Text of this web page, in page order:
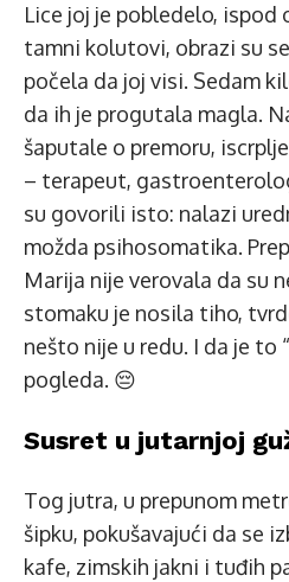
Lice joj je pobledelo, ispod
tamni kolutovi, obrazi su
počela da joj visi. Sedam
da ih je progutala magla.
šaputale o premoru,
– terapeut,
su govorili isto: nalazi
možda psihosomatika.
Marija nije verovala da su
stomaku je nosila tiho,
nešto nije u redu. I da je to
pogleda. 😔
Susret u jutarnjoj
Tog jutra, u prepunom
šipku, pokušavajući da se
kafe, zimskih jakni i tuđih